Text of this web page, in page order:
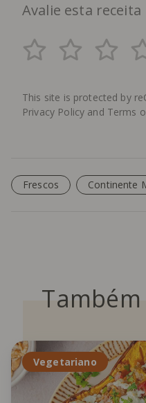
Avalie esta receita
This site is protected by
Privacy Policy and Terms
Frescos Continente
Vegetariano